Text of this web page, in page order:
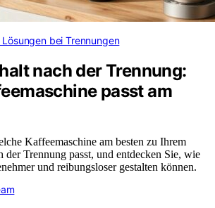
bei Trennungen
nach der Trennung:
passt am
Kaffeemaschine am besten zu Ihrem
der Trennung passt, und entdecken Sie, wie
und reibungsloser gestalten können.